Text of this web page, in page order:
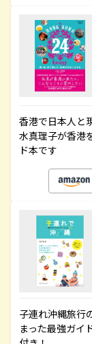
香港で日本人と
水真理子が香港
ド本です
子連れ沖縄旅行
まった最強ガイ